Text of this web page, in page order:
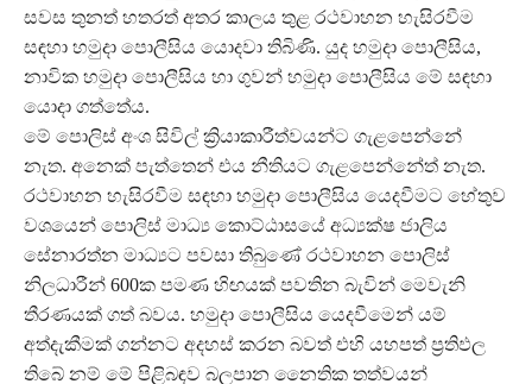
සවස තුනත් හතරත් අතර කාලය තුළ රථවාහන හැසිරවීම
සඳහා හමුදා පොලීසිය යොදවා තිබිණි. යුද හමුදා පොලීසිය,
නාවික හමුදා පොලීසිය හා ගුවන් හමුදා පොලීසිය මේ සඳහා
යොදා ගත්තේය.
මේ පොලිස් අංශ සිවිල් ක්‍රියාකාරීත්වයන්ට ගැළපෙන්නේ
නැත. අනෙක් පැත්තෙන් එය නීතියට ගැළපෙන්නේත් නැත.
රථවාහන හැසිරවීම සඳහා හමුදා පොලීසිය යෙදවීමට හේතුව
වශයෙන් පොලිස් මාධ්‍ය කොට්ඨාසයේ අධ්‍යක්ෂ ජාලිය
සේනාරත්න මාධ්‍යට පවසා තිබුණේ රථවාහන පොලිස්
නිලධාරීන් 600ක පමණ හිඟයක් පවතින බැවින් මෙවැනි
තීරණයක් ගත් බවය. හමුදා පොලීසිය යෙදවීමෙන් යම්
අත්දැකීමක් ගන්නට අදහස් කරන බවත් එහි යහපත් ප්‍රතිඵල
තිබේ නම් මේ පිළිබඳව බලපාන නෛතික තත්වයන්